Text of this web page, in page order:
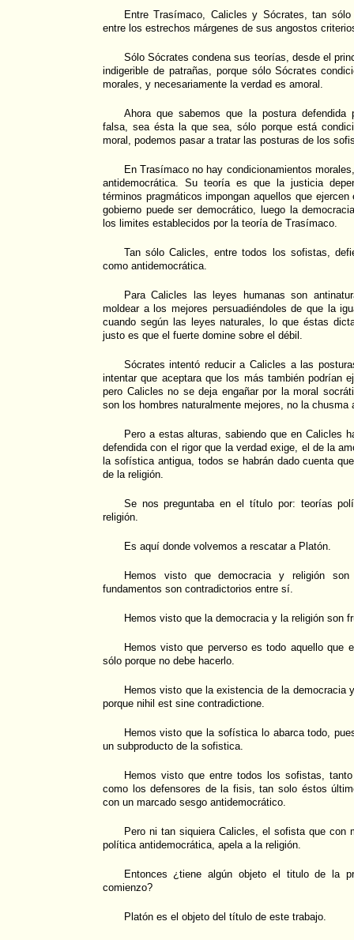
Entre Trasímaco, Calicles y Sócrates, tan
entre los estrechos márgenes de sus angostos
Sólo Sócrates condena sus teorías, desde el
indigerible de patrañas, porque sólo Sócrates
morales, y necesariamente la verdad es amoral.
Ahora que sabemos que la postura
falsa, sea ésta la que sea, sólo porque está
moral, podemos pasar a tratar las posturas de los
En Trasímaco no hay condicionamientos
antidemocrática. Su teoría es que la justicia
términos pragmáticos impongan aquellos que
gobierno puede ser democrático, luego la
los limites establecidos por la teoría de Trasímaco.
Tan sólo Calicles, entre todos los sofistas,
como antidemocrática.
Para Calicles las leyes humanas son
moldear a los mejores persuadiéndoles de que la
cuando según las leyes naturales, lo que éstas
justo es que el fuerte domine sobre el débil.
Sócrates intentó reducir a Calicles a las
intentar que aceptara que los más también podrían
pero Calicles no se deja engañar por la moral
son los hombres naturalmente mejores, no la chusma
Pero a estas alturas, sabiendo que en Calicles
defendida con el rigor que la verdad exige, el de la
la sofística antigua, todos se habrán dado cuenta
de la religión.
Se nos preguntaba en el título por: teorías
religión.
Es aquí donde volvemos a rescatar a Platón.
Hemos visto que democracia y religión son
fundamentos son contradictorios entre sí.
Hemos visto que la democracia y la religión son
Hemos visto que perverso es todo aquello que
sólo porque no debe hacerlo.
Hemos visto que la existencia de la democracia
porque nihil est sine contradictione.
Hemos visto que la sofística lo abarca todo,
un subproducto de la sofistica.
Hemos visto que entre todos los sofistas,
como los defensores de la fisis, tan solo éstos
con un marcado sesgo antidemocrático.
Pero ni tan siquiera Calicles, el sofista que con
política antidemocrática, apela a la religión.
Entonces ¿tiene algún objeto el titulo de la
comienzo?
Platón es el objeto del título de este trabajo.